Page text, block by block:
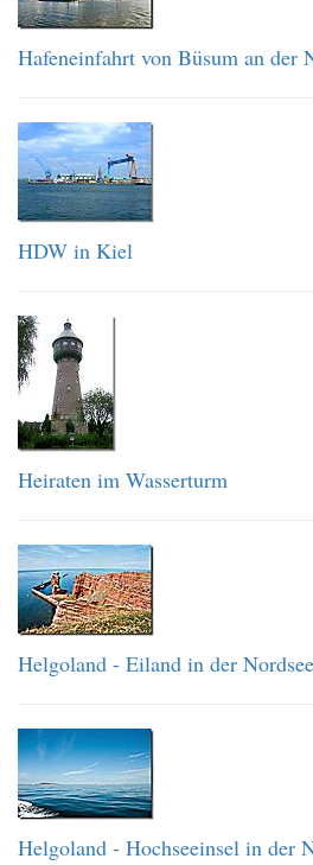
Hafeneinfahrt von Büsum an der
HDW in Kiel
Heiraten im Wasserturm
Helgoland - Eiland in der Nordsee
Helgoland - Hochseeinsel in der